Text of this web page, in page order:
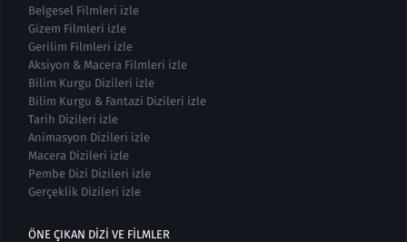
Belgesel Filmleri izle
Gizem Filmleri izle
Gerilim Filmleri izle
Aksiyon & Macera Filmleri izle
Bilim Kurgu Dizileri izle
Bilim Kurgu & Fantazi Dizileri izle
Tarih Dizileri izle
Animasyon Dizileri izle
Macera Dizileri izle
Pembe Dizi Dizileri izle
Gerçeklik Dizileri izle
ÖNE ÇIKAN DIZI VE FILMLER